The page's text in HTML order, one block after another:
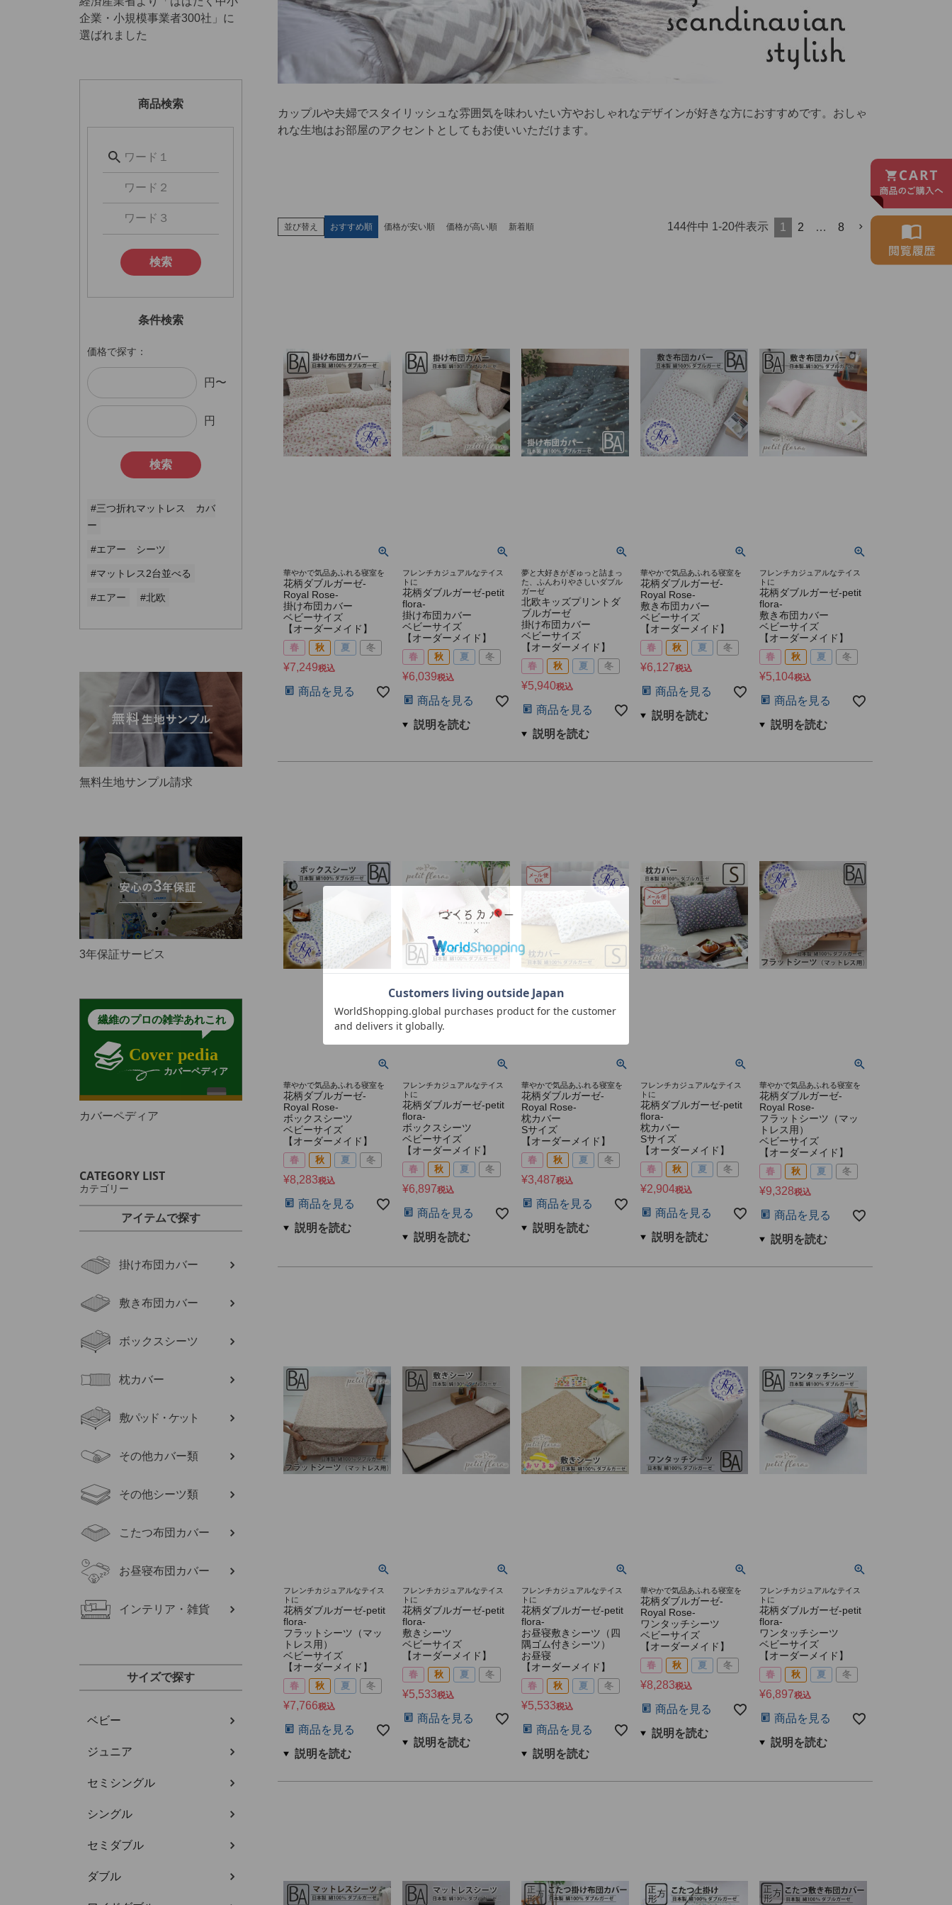
企業・小規模事業者300社」に
選ばれました
商品検索
検索
条件検索
価格で探す：
円〜
円
検索
#三つ折れマットレス カバ
ー
#エアー シーツ
#マットレス2台並べる
#エアー #北欧
無料生地サンプル請求
3年保証サービス
カバーペディア
CATEGORY LIST
カテゴリー
アイテムで探す
掛け布団カバー
敷き布団カバー
ボックスシーツ
枕カバー
敷パッド・ケット
その他カバー類
その他シーツ類
こたつ布団カバー
お昼寝布団カバー
インテリア・雑貨
サイズで探す
ベビー
ジュニア
セミシングル
シングル
セミダブル
ダブル
カップルや夫婦でスタイリッシュな雰囲気を味わいたい方やおしゃれなデザインが好きな方におすすめです。おしゃ
れな生地はお部屋のアクセントとしてもお使いいただけます。
並び替え おすすめ順 価格が安い順 価格が高い順 新着順 144件中 1 -20件表示 1 2 … 8
華やかで気品あふれる寝室を
花柄ダブルガーゼ-
Royal Rose-
掛け布団カバー
ベビーサイズ
【オーダーメイド】
春 秋 夏 冬
¥7,249税込
商品を見る
フレンチカジュアルなテイス
トに
花柄ダブルガーゼ-petit
flora-
掛け布団カバー
ベビーサイズ
【オーダーメイド】
春 秋 夏 冬
¥6,039税込
商品を見る
夢と大好きがぎゅっと詰まっ
た、ふんわりやさしいダブル
ガーゼ
北欧キッズプリントダ
ブルガーゼ
掛け布団カバー
ベビーサイズ
【オーダーメイド】
春 秋 夏 冬
¥5,940税込
商品を見る
華やかで気品あふれる寝室を
花柄ダブルガーゼ-
Royal Rose-
敷き布団カバー
ベビーサイズ
【オーダーメイド】
春 秋 夏 冬
¥6,127税込
商品を見る
フレンチカジュアルなテイス
トに
花柄ダブルガーゼ-petit
flora-
敷き布団カバー
ベビーサイズ
【オーダーメイド】
春 秋 夏 冬
¥5,104税込
商品を見る
華やかで気品あふれる寝室を
花柄ダブルガーゼ-
Royal Rose-
ボックスシーツ
ベビーサイズ
【オーダーメイド】
春 秋 夏 冬
¥8,283税込
商品を見る
フレンチカジュアルなテイス
トに
花柄ダブルガーゼ-petit
flora-
ボックスシーツ
ベビーサイズ
【オーダーメイド】
春 秋 夏 冬
¥6,897税込
商品を見る
華やかで気品あふれる寝室を
花柄ダブルガーゼ-
Royal Rose-
枕カバー
Sサイズ
【オーダーメイド】
春 秋 夏 冬
¥3,487税込
商品を見る
フレンチカジュアルなテイス
トに
花柄ダブルガーゼ-petit
flora-
枕カバー
Sサイズ
【オーダーメイド】
春 秋 夏 冬
¥2,904税込
商品を見る
華やかで気品あふれる寝室を
花柄ダブルガーゼ-
Royal Rose-
フラットシーツ（マッ
トレス用）
ベビーサイズ
【オーダーメイド】
春 秋 夏 冬
¥9,328税込
商品を見る
フレンチカジュアルなテイス
トに
花柄ダブルガーゼ-petit
flora-
フラットシーツ（マッ
トレス用）
ベビーサイズ
【オーダーメイド】
春 秋 夏 冬
¥7,766税込
商品を見る
フレンチカジュアルなテイス
トに
花柄ダブルガーゼ-petit
flora-
敷きシーツ
ベビーサイズ
【オーダーメイド】
春 秋 夏 冬
¥5,533税込
商品を見る
フレンチカジュアルなテイス
トに
花柄ダブルガーゼ-petit
flora-
お昼寝敷きシーツ（四
隅ゴム付きシーツ）
お昼寝
【オーダーメイド】
春 秋 夏 冬
¥5,533税込
商品を見る
華やかで気品あふれる寝室を
花柄ダブルガーゼ-
Royal Rose-
ワンタッチシーツ
ベビーサイズ
【オーダーメイド】
春 秋 夏 冬
¥8,283税込
商品を見る
フレンチカジュアルなテイス
トに
花柄ダブルガーゼ-petit
flora-
ワンタッチシーツ
ベビーサイズ
【オーダーメイド】
春 秋 夏 冬
¥6,897税込
商品を見る